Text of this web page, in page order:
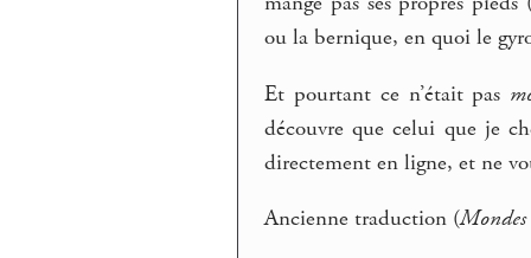
ou la bernique, en quoi le
Et pourtant ce n’était pas
découvre que celui que je
directement en ligne, et ne
Ancienne traduction (